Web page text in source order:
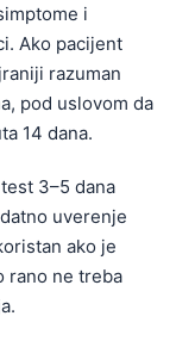
i
Ako pacijent
razuman
pod uslovom da
14 dana.
3–5 dana
uverenje
ako je
rano ne treba